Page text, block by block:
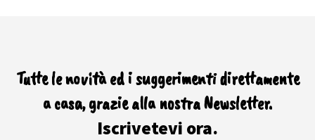
Tutte le novità ed i suggerimenti direttamente
a casa, grazie alla nostra Newsletter.
Iscrivetevi ora.